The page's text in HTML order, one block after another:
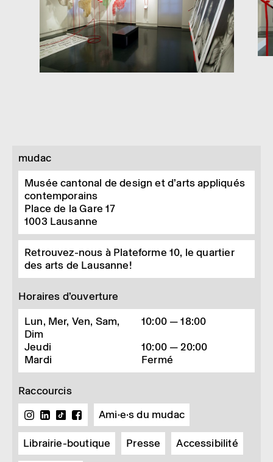
mudac
Musée cantonal de design et d’arts appliqués
contemporains
Place de la Gare 17
1003 Lausanne
Retrouvez-nous à Plateforme 10, le quartier
des arts de Lausanne!
Horaires d’ouverture
Lun, Mer, Ven, Sam,
Dim
10:00 — 18:00
Jeudi
10:00 — 20:00
Mardi
Fermé
Raccourcis
Ami·e·s du mudac
Librairie-boutique Presse Accessibilité